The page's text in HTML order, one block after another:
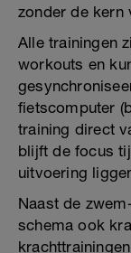
zonder de kern
Alle trainingen
workouts en
fietscomputer
training direct
blijft de focus
uitvoering
Naast de
schema ook